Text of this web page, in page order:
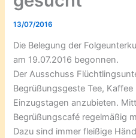
13/07/2016
Die Belegung der
am 19.07.2016 begonnen.
Der Ausschuss
Begrüßungsgeste Tee,
Einzugstagen anzubieten.
Begrüßungscafé regelmäßig
Dazu sind immer fleißige